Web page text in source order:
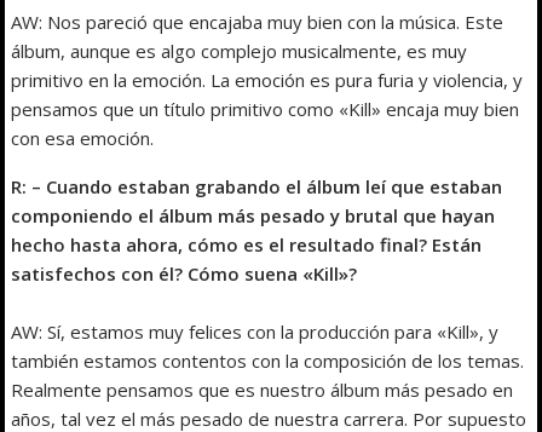
AW: Nos pareció que encajaba muy bien con la música. Este
álbum, aunque es algo complejo musicalmente, es muy
primitivo en la emoción. La emoción es pura furia y violencia, y
pensamos que un título primitivo como «Kill» encaja muy bien
con esa emoción.
R: – Cuando estaban grabando el álbum leí que estaban
componiendo el álbum más pesado y brutal que hayan
hecho hasta ahora, cómo es el resultado final? Están
satisfechos con él? Cómo suena «Kill»?
AW: Sí, estamos muy felices con la producción para «Kill», y
también estamos contentos con la composición de los temas.
Realmente pensamos que es nuestro álbum más pesado en
años, tal vez el más pesado de nuestra carrera. Por supuesto